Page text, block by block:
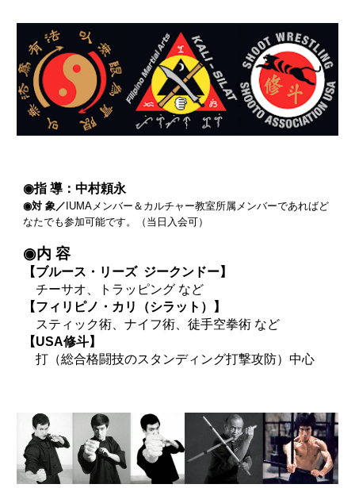
◉指 導：中村頼永
◉対 象／ IUMAメンバー＆カルチャー教室所属メンバーであればど
なたでも参加可能です。（当日入会可）
◉内 容
【ブルース・リーズ ジークンドー】
チーサオ、トラッピング など
【フィリピノ・カリ（シラット）】
スティック術、ナイフ術、徒手空拳術 など
【USA修斗】
打（総合格闘技のスタンディング打撃攻防）中心